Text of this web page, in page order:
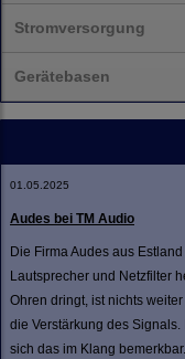
Stromversorgung
Gerätebasen
01.05.2025
Audes bei TM Audio
Die Firma Audes aus
Lautsprecher und Netzfilter
Ohren dringt, ist nichts
die Verstärkung des
sich das im Klang